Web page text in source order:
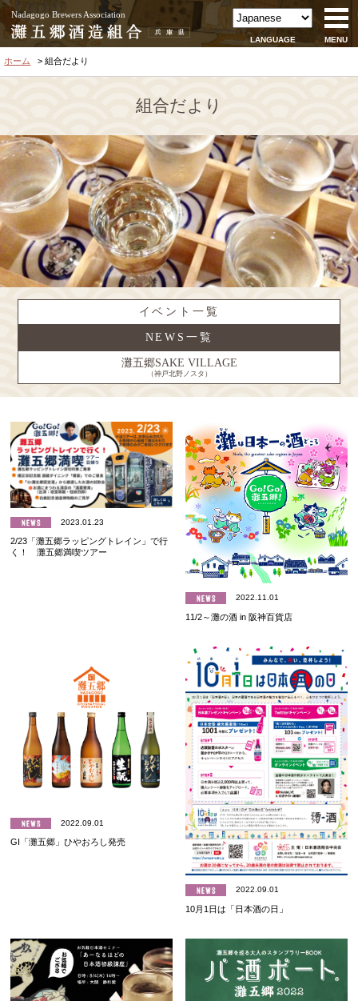
Nadagogo Brewers Association
LANGUAGE MENU
ホーム 組合だより
組合だより
イベント一覧
NEWS一覧
灘五郷SAKE VILLAGE
（神戸北野ノスタ）
2023.01.23
2/23「灘五郷ラッピングトレイン」で行
く！ 灘五郷満喫ツアー
2022.11.01
11/2～灘の酒 in 阪神百貨店
2022.09.01
GI「灘五郷」ひやおろし発売
2022.09.01
10月1日は「日本酒の日」